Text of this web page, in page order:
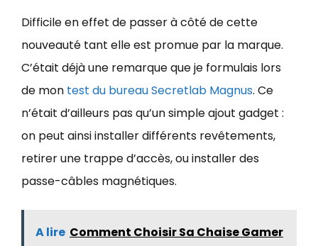
Difficile en effet de passer à côté de cette
nouveauté tant elle est promue par la marque.
C’était déjà une remarque que je formulais lors
de mon test du bureau Secretlab Magnus. Ce
n’était d’ailleurs pas qu’un simple ajout gadget :
on peut ainsi installer différents revêtements,
retirer une trappe d’accès, ou installer des
passe-câbles magnétiques.
A lire Comment Choisir Sa Chaise Gamer